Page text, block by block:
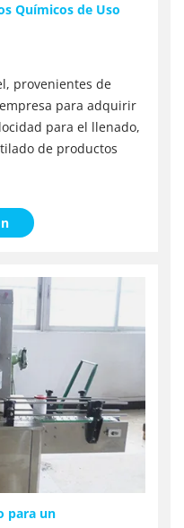
Químicos de Uso
provenientes de
para adquirir
para el llenado,
de productos
para un